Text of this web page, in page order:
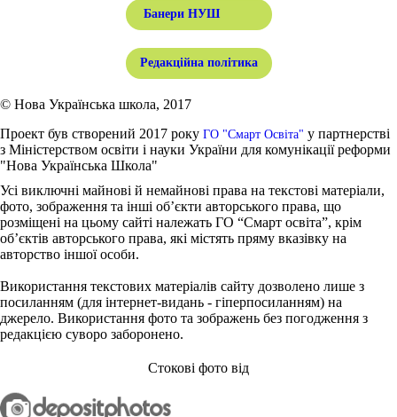
Банери НУШ
Редакційна політика
© Нова Українська школа, 2017
Проект був створений 2017 року ГО "Смарт Освіта" у партнерстві
з Міністерством освіти і науки України для комунікації реформи
"Нова Українська Школа"
Усі виключні майнові й немайнові права на текстові матеріали,
фото, зображення та інші об’єкти авторського права, що
розміщені на цьому сайті належать ГО “Смарт освіта”, крім
об’єктів авторського права, які містять пряму вказівку на
авторство іншої особи.
Використання текстових матеріалів сайту дозволено лише з
посиланням (для інтернет-видань - гіперпосиланням) на
джерело. Використання фото та зображень без погодження з
редакцією суворо заборонено.
Стокові фото від